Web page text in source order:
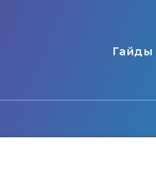
Гайды